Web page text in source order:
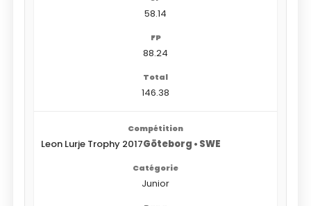
58.14
88.24
146.38
Leon Lurje Trophy 2017Göteborg • SWE
Junior